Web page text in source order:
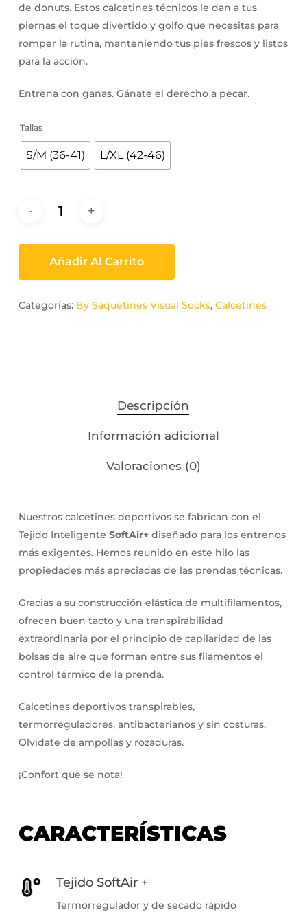
de donuts. Estos calcetines técnicos le dan a tus
piernas el toque divertido y golfo que necesitas para
romper la rutina, manteniendo tus pies frescos y listos
para la acción.
Entrena con ganas. Gánate el derecho a pecar.
Tallas
S/M (36-41) L/XL (42-46)
Añadir Al Carrito
Categorías: By Saquetines Visual Socks, Calcetines
Descripción
Información adicional
Valoraciones (0)
Nuestros calcetines deportivos se fabrican con el
Tejido Inteligente SoftAir+diseñado para los entrenos
más exigentes. Hemos reunido en este hilo las
propiedades más apreciadas de las prendas técnicas.
Gracias a su construcción elástica de multifilamentos,
ofrecen buen tacto y una transpirabilidad
extraordinaria por el principio de capilaridad de las
bolsas de aire que forman entre sus filamentos el
control térmico de la prenda.
Calcetines deportivos transpirables,
termorreguladores, antibacterianos y sin costuras.
Olvídate de ampollas y rozaduras.
¡Confort que se nota!
CARACTERÍSTICAS
Tejido SoftAir +
Termorregulador y de secado rápido